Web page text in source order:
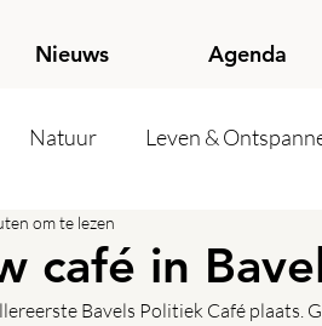
Nieuws Agenda
Natuur Leven &
café in
om te lezen
Bavels Politiek Café plaats.